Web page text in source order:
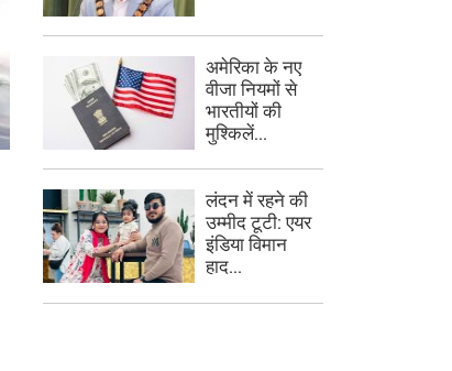
अमेरिका के नए
वीजा नियमों से
भारतीयों की
मुश्किलें...
लंदन में रहने की
उम्मीद टूटी: एयर
इंडिया विमान
हाद...